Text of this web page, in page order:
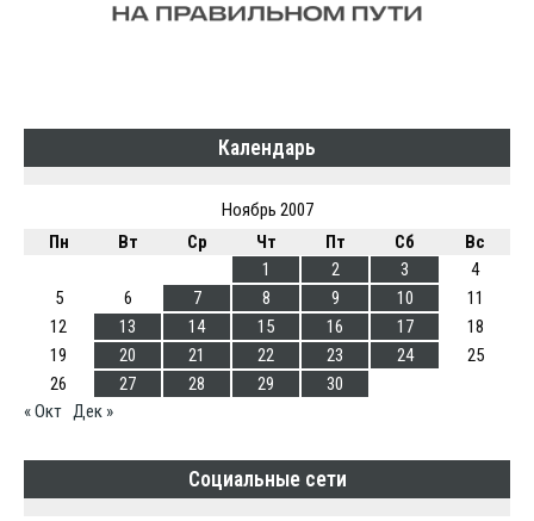
Календарь
Ноябрь 2007
Пн
Вт Ср Чт Пт Сб
Вс
1
2 3
4
5
6 7 8 9 10
11
12
13 14 15 16 17
18
19
20 21 22 23 24
25
26
27 28 29
30
« Окт Дек »
Социальные сети